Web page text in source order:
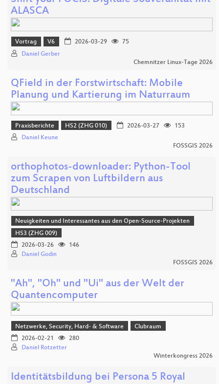
ALASCA
Vortrag V6 2026-03-29
75
Daniel Gerber
Chemnitzer Linux-Tage 2026
QField in der Forstwirtschaft: Mobile
Planung und Kartierung im Naturraum
Praxisberichte HS2 (ZHG 010) 2026-03-27
153
Daniel Keune
FOSSGIS 2026
orthophotos-downloader: Python-Tool
zum Scrapen von Luftbildern aus
Deutschland
Neuigkeiten und Interessantes aus den Open-Source-Projekten
HS3 (ZHG 009)
2026-03-26
146
Daniel Godin
FOSSGIS 2026
"Ah", "Oh" und "Ui" aus der Welt der
Quantencomputer
Netzwerke, Security, Hard- & Software
Clubraum
2026-02-21
280
Daniel Rotzetter
Winterkongress 2026
Identitätsbildung bei Persona 5 Royal